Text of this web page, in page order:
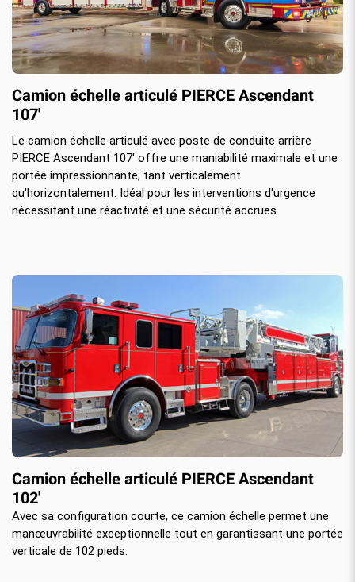
Camion échelle articulé PIERCE Ascendant
107'
Le camion échelle articulé avec poste de conduite arrière
PIERCE Ascendant 107' offre une maniabilité maximale et une
portée impressionnante, tant verticalement
qu'horizontalement. Idéal pour les interventions d'urgence
nécessitant une réactivité et une sécurité accrues.
Camion échelle articulé PIERCE Ascendant
102'
Avec sa configuration courte, ce camion échelle permet une
manœuvrabilité exceptionnelle tout en garantissant une portée
verticale de 102 pieds.